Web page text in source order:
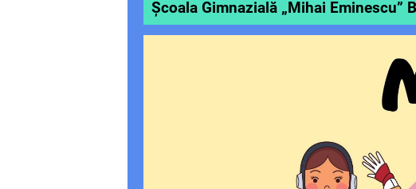
Școala Gimnazială „Mihai Eminescu”